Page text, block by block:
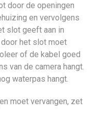
door de openingen
en vervolgens
slot geeft aan in
het slot moet
of de kabel goed
van de camera hangt.
waterpas hangt.
moet vervangen, zet